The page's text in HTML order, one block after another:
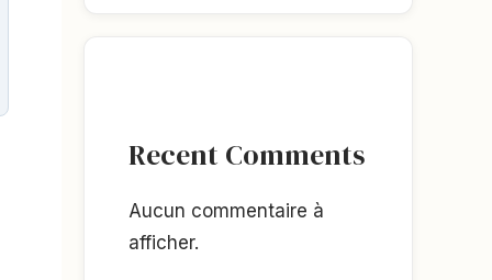
Recent Comments
Aucun commentaire à
afficher.